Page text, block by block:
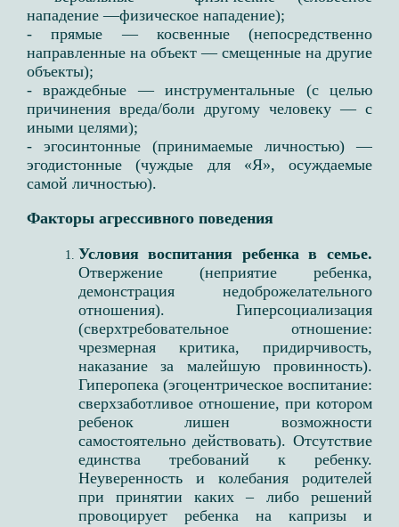
нападение —физическое нападение);​
- прямые — косвенные (непосредственно
направленные на объект — смещенные на другие
объекты);​
- враждебные — инструментальные (с целью
причинения вреда/боли другому человеку — с
иными целями);​
- эгосинтонные (принимаемые личностью) —
эгодистонные (чуждые для «Я», осуждаемые
самой личностью). ​
Факторы агрессивного поведения​
Условия воспитания ребенка в семье​.
Отвержение (неприятие ребенка,
демонстрация недоброжелательного
отношения). Гиперсоциализация
(сверхтребовательное отношение:
чрезмерная критика, придирчивость,
наказание за малейшую провинность).
Гиперопека (эгоцентрическое воспитание:
сверхзаботливое отношение, при котором
ребенок лишен возможности
самостоятельно действовать). Отсутствие
единства требований к ребенку​.
Неуверенность и колебания родителей
при принятии каких – либо решений
провоцирует ребенка на капризы и